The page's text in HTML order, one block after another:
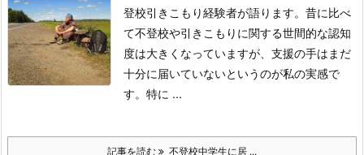
登校引きこもり経験者が語ります。 昔に比べ
て不登校や引きこもりに関する世間的な認知
度は大きくなっていますが、支援の手はまだ
十分に届いていないというのが私の実感で
す。 特に ...
記事を読む 不登校中学生に居 ...